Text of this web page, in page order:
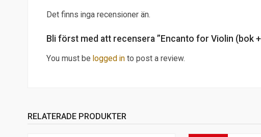
Det finns inga recensioner än.
Bli först med att recensera ”Encanto for Violin (bok
You must be logged into post a review.
RELATERADE PRODUKTER